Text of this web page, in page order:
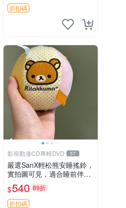
折扣碼
影視動漫CD專輯DVD 57
嚴選SanX輕松熊安睡搖鈴，
實拍圖可見，適合睡前伴
侶， Picks安撫好物 0325
懸吊 電腦
$540 89折
折扣碼